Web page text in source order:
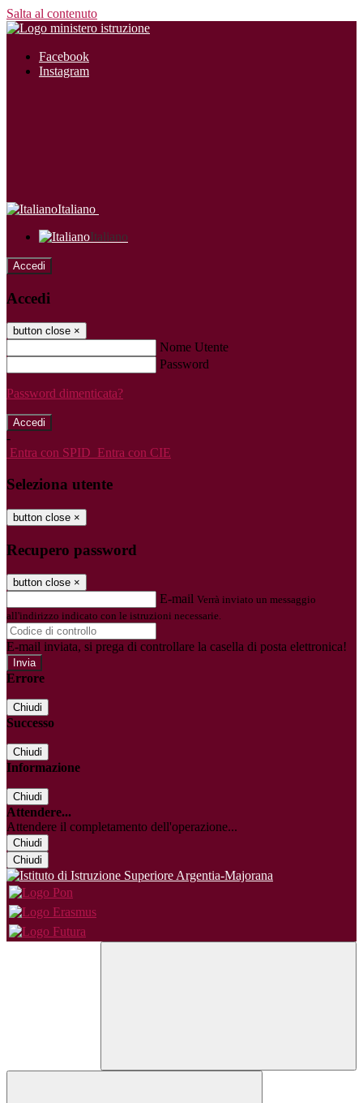
Salta al contenuto
Facebook
Instagram
Italiano
Italiano
Accedi
Accedi
button close ×
Nome Utente
Password
Password dimenticata?
-
Entra con SPID Entra con CIE
Seleziona utente
button close ×
Recupero password
button close ×
E-mail Verrà inviato un messaggio
all'indirizzo indicato con le istruzioni necessarie.
E-mail inviata, si prega di controllare la casella di posta elettronica!
Errore
Chiudi
Successo
Chiudi
Informazione
Chiudi
Attendere...
Attendere il completamento dell'operazione...
Chiudi
Chiudi